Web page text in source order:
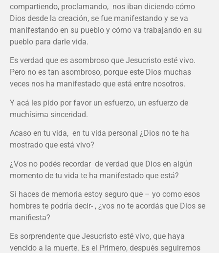
compartiendo, proclamando, nos iban diciendo cómo
Dios desde la creación, se fue manifestando y se va
manifestando en su pueblo y cómo va trabajando en su
pueblo para darle vida.
Es verdad que es asombroso que Jesucristo esté vivo.
Pero no es tan asombroso, porque este Dios muchas
veces nos ha manifestado que está entre nosotros.
Y acá les pido por favor un esfuerzo, un esfuerzo de
muchísima sinceridad.
Acaso en tu vida, en tu vida personal ¿Dios no te ha
mostrado que está vivo?
¿Vos no podés recordar de verdad que Dios en algún
momento de tu vida te ha manifestado que está?
Si haces de memoria estoy seguro que – yo como esos
hombres te podría decir- , ¿vos no te acordás que Dios se
manifiesta?
Es sorprendente que Jesucristo esté vivo, que haya
vencido a la muerte. Es el Primero, después seguiremos